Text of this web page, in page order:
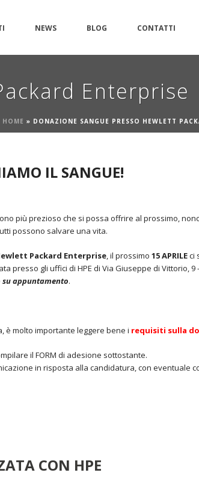
NEWS BLOG CONTATTI
Enterprise
HOME » DONAZIONE SANGUE PRESSO HEWLETT
IL SANGUE!
più prezioso che si possa offrire al prossimo,
possono salvare una vita.
Packard Enterprise, il prossimo 15APRILEci
presso gli uffici di HPE di Via Giuseppe di Vittorio, 9
su appuntamento.
è molto importante leggere bene i requisiti sulla
il FORM di adesione sottostante.
in risposta alla candidatura, con eventuale
CON HPE